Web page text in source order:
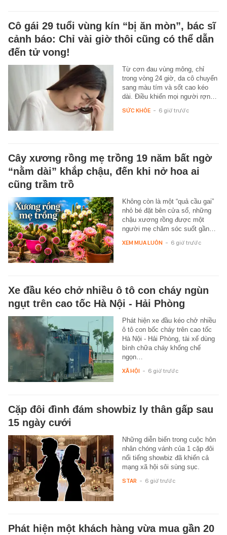
Cô gái 29 tuổi vùng kín “bị ăn mòn”, bác sĩ
cảnh báo: Chỉ vài giờ thôi cũng có thể dẫn
đến tử vong!
Từ cơn đau vùng mông, chỉ
trong vòng 24 giờ, da cô chuyển
sang màu tím và sốt cao kéo
dài. Điều khiến mọi người rợn…
SỨC KHỎE - 6 giờ trước
Cây xương rồng mẹ trồng 19 năm bất ngờ
“nằm dài” khắp chậu, đến khi nở hoa ai
cũng trầm trồ
Không còn là một “quả cầu gai”
nhỏ bé đặt bên cửa sổ, những
chậu xương rồng được một
người mẹ chăm sóc suốt gần…
XEM MUA LUÔN - 6 giờ trước
Xe đầu kéo chở nhiều ô tô con cháy ngùn
ngụt trên cao tốc Hà Nội - Hải Phòng
Phát hiện xe đầu kéo chở nhiều
ô tô con bốc cháy trên cao tốc
Hà Nội - Hải Phòng, tài xế dùng
bình chữa cháy khống chế
ngọn…
XÃ HỘI - 6 giờ trước
Cặp đôi đình đám showbiz ly thân gấp sau
15 ngày cưới
Những diễn biến trong cuộc hôn
nhân chóng vánh của 1 cặp đôi
nổi tiếng showbiz đã khiến cả
mạng xã hội sôi sùng sục.
STAR - 6 giờ trước
Phát hiện một khách hàng vừa mua gần 20